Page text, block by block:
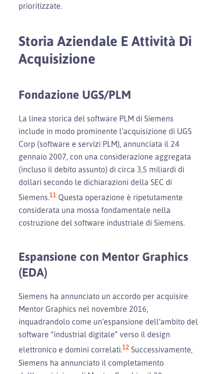
prioritizzate.
Storia Aziendale E Attività Di
Acquisizione
Fondazione UGS/PLM
La linea storica del software PLM di Siemens
include in modo prominente l’acquisizione di UGS
Corp (software e servizi PLM), annunciata il 24
gennaio 2007, con una considerazione aggregata
(incluso il debito assunto) di circa 3,5 miliardi di
dollari secondo le dichiarazioni della SEC di
Siemens.11 Questa operazione è ripetutamente
considerata una mossa fondamentale nella
costruzione del software industriale di Siemens.
Espansione con Mentor Graphics
(EDA)
Siemens ha annunciato un accordo per acquisire
Mentor Graphics nel novembre 2016,
inquadrandolo come un’espansione dell’ambito del
software “industrial digitale” verso il design
elettronico e domini correlati.12 Successivamente,
Siemens ha annunciato il completamento